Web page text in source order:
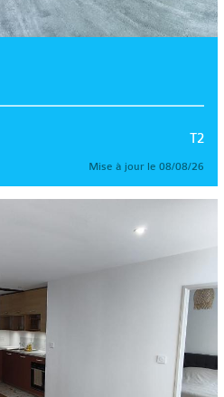
T2
Mise à jour le 08/08/26